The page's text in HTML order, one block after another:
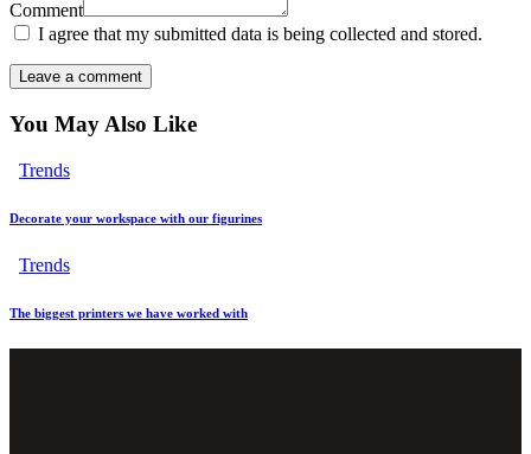
Comment
I agree that my submitted data is being collected and stored.
You May Also Like
Trends
Decorate your workspace with our figurines
Trends
The biggest printers we have worked with